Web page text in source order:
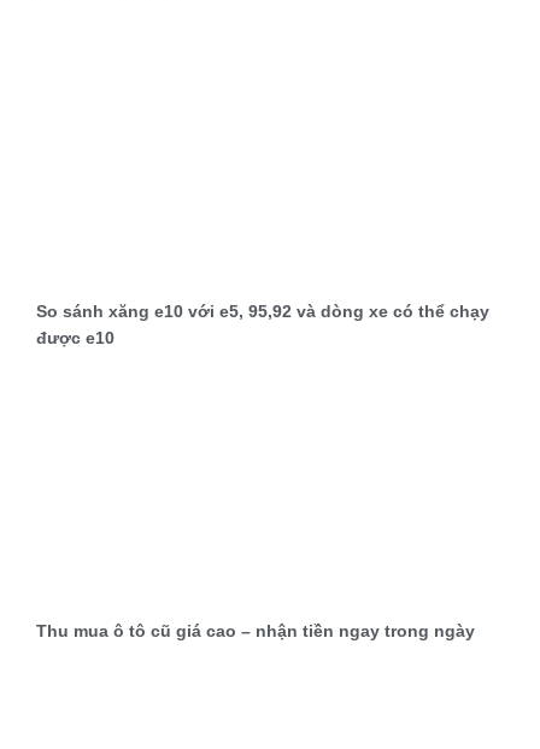
So sánh xăng e10 với e5, 95,92 và dòng xe có thể chạy
được e10
Thu mua ô tô cũ giá cao – nhận tiền ngay trong ngày